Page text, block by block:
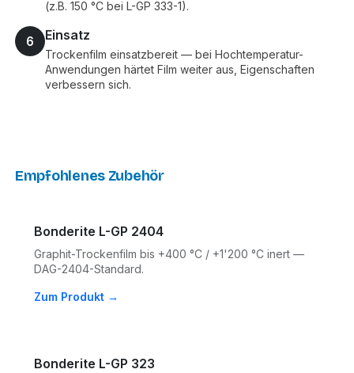
(z.B. 150 °C bei L-GP 333-1).
6 Einsatz
Trockenfilm einsatzbereit — bei Hochtemperatur-
Anwendungen härtet Film weiter aus, Eigenschaften
verbessern sich.
Empfohlenes Zubehör
Bonderite L-GP 2404
Graphit-Trockenfilm bis +400 °C / +1'200 °C inert —
DAG-2404-Standard.
Zum Produkt →
Bonderite L-GP 323